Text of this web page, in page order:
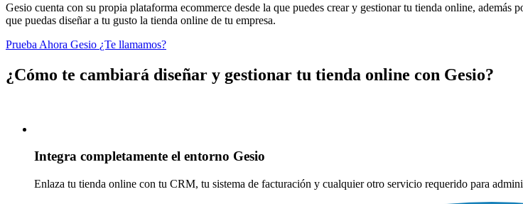
Gesio cuenta con su propia plataforma ecommerce desde la que puedes crear y gestionar tu tienda online, además
que puedas diseñar a tu gusto la tienda online de tu empresa.
Prueba Ahora Gesio ¿Te llamamos?
¿Cómo te cambiará diseñar y gestionar tu tienda online con Gesio?
Integra completamente el entorno Gesio
Enlaza tu tienda online con tu CRM, tu sistema de facturación y cualquier otro servicio requerido para